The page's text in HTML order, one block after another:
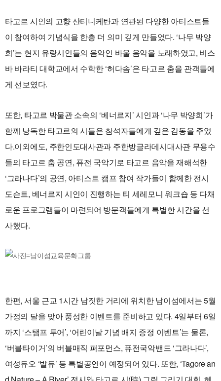
타고르 시인의 고향 샨티니케탄과 연관된 다양한 아티스트들
이 참여하여 기념식을 한층 더 의미 깊게 만들었다. ‘나무 박양
희’는 현지 유랑시인들의 음악인 바울 음악을 노래하였고, 비스
바 바라티 대학교에서 수학한 ‘허다솜’은 타고르 춤을 관객들에
게 선보였다.
또한, 타고르 박물관 소속의 ‘베너르지’ 시인과 ‘나무 박양희’가
함께 낭독한 타고르의 시들은 참석자들에게 깊은 감동을 주었
다.이외에도, 주한인도대사관과 주한방글라데시대사관 무용수
들의 타고르 춤 공연, 퓨전 국악기로 타고르 음악을 재해석한
‘그라나다’의 공연, 아티스트 캠프 참여 작가들이 함께한 전시
도슨트, 베너르지 시인이 진행하는 티 세레모니 워크숍 등 다채
로운 프로그램들이 마련되어 방문객들에게 특별한 시간을 선
사했다.
한편, 서울 근교 1시간 남짓한 거리에 위치한 남이섬에서는 5월
가정의 달을 맞아 풍성한 이벤트를 준비하고 있다. 4일부터 6일
까지 ‘스탬프 투어’, ‘어린이날 기념 배지 증정 이벤트’는 물론,
‘버블타이거’의 버블매직 퍼포먼스, 퓨전국악밴드 ‘그라나다’,
여성듀오 ‘발듀’ 등 특별공연이 예정되어 있다. 또한, ‘Tagore an